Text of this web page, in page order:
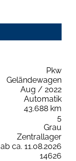
Pkw
Geländewagen
Aug / 2022
Automatik
43.688 km
5
Grau
Zentrallager
ab ca. 11.08.2026
14626